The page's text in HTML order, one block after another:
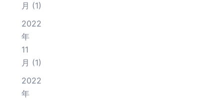
月 (1)
2022
年
11
月 (1)
2022
年